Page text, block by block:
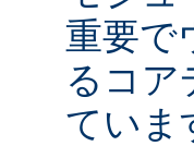
重要で
るコア
ていま